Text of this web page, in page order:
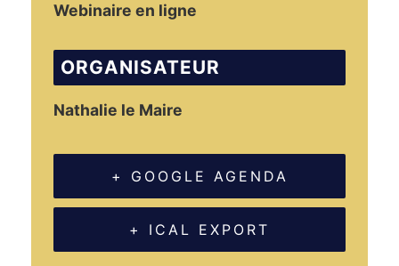
Webinaire en ligne
ORGANISATEUR
Nathalie le Maire
+ GOOGLE AGENDA
+ ICAL EXPORT